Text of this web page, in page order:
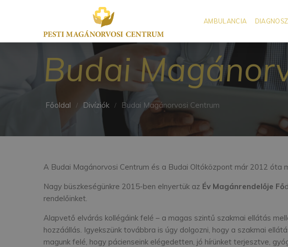
AMBULANCIA
Budai
Főoldal Divíziók Budai Magánorvosi Centrum
A Budai Magánorvosi Centrum és a Budai Oltóközpont már 2012 óta
Nagy büszkeségünkre 2015-ben elnyertük az Év Magánrendelője Fő
rendelőinket.
Alapvető elvárás kollégáink felé – a magas szintű szakmai ellátás
hozzáállás. Igyekszünk továbbra is úgy dolgozni, hogy a szakmai
magunk felé, hogy pácienseink elégedetten, jó hírünket terjesztve,